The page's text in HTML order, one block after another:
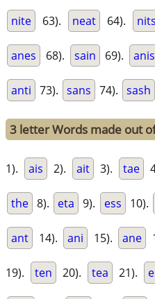
nite 63). neat 64). nits
anes 68). sain 69). anis
anti 73). sans 74). sash
3 letter Words made out
1). ais 2). ait 3). tae
the 8). eta 9). ess 10).
ant 14). ani 15). ane
19). ten 20). tea 21).